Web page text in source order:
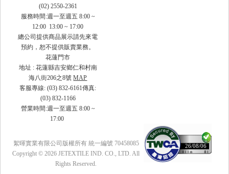
(02) 2550-2361
服務時間:週一至週五 8:00 ~
12:00 13:00 ~ 17:00
總公司提供商品展示請先來電
預約，恕不提供販賣業務。
花蓮門市
地址 : 花蓮縣吉安鄉仁和村南
海八街206之8號MAP
客服專線: (03) 832-6161傳真:
(03) 832-1166
營業時間:週一至週五 8:00 ~
17:00
26/08/06
絮暉實業有限公司版權所有 統一編號 70458085
Copyright © 2026 JETEXTILE IND. CO., LTD. All
Rights Reserved.